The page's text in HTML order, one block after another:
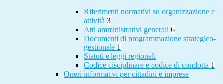
Riferimenti normativi su organizzazione e
attività 3
Atti amministrativi generali 6
Documenti di programmazione strategico-
gestionale 1
Statuti e leggi regionali
Codice disciplinare e codice di condotta 1
Oneri informativi per cittadini e imprese